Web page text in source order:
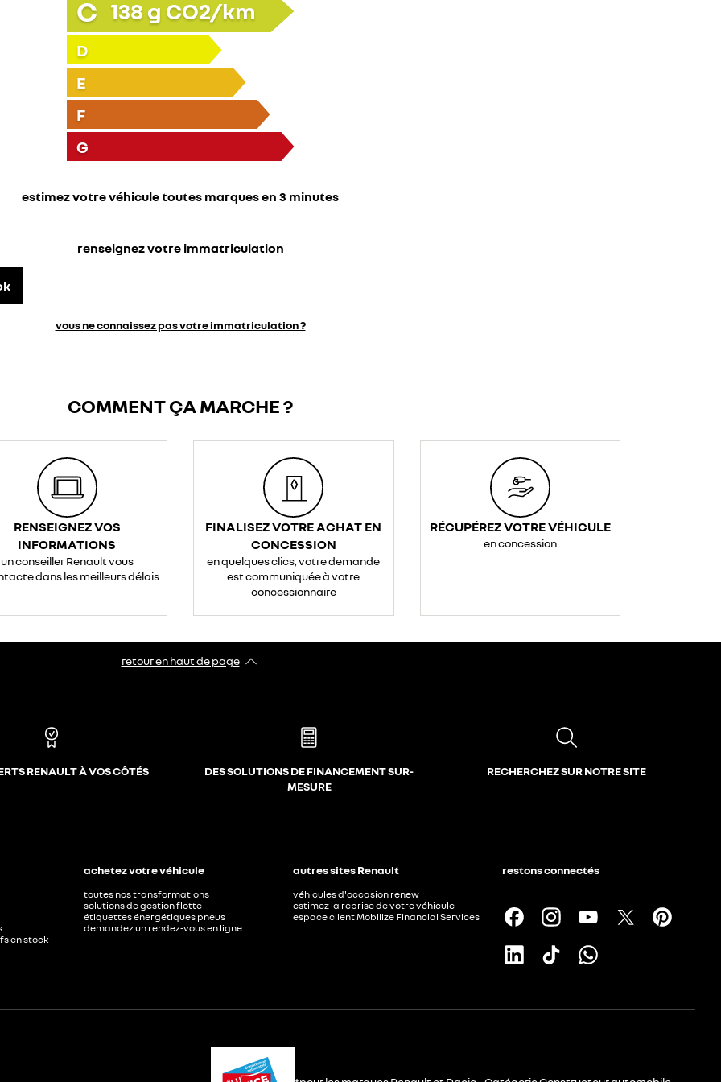
C 138 g CO2/km
D
E
F
G
estimez votre véhicule toutes marques en 3 minutes
renseignez votre immatriculation
vous ne connaissez pas votre immatriculation ?
COMMENT ÇA MARCHE ?
RENSEIGNEZ VOS
INFORMATIONS
un conseiller Renault vous
dans les meilleurs délais
FINALISEZ VOTRE ACHAT EN
CONCESSION
en quelques clics, votre demande
est communiquée à votre
concessionnaire
RÉCUPÉREZ VOTRE VÉHICULE
en concession
retour en haut de page​
RENAULT À VOS CÔTÉS
DES SOLUTIONS DE FINANCEMENT SUR-
MESURE
RECHERCHEZ SUR NOTRE SITE
en stock
achetez votre véhicule
toutes nos transformations
solutions de gestion flotte
étiquettes énergétiques pneus
demandez un rendez-vous en ligne
autres sites Renault
véhicules d'occasion renew
estimez la reprise de votre véhicule
espace client Mobilize Financial Services
restons connectés